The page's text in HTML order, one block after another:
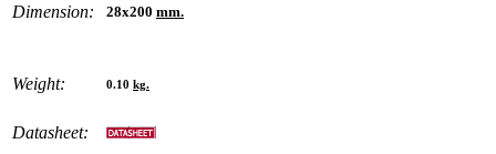
Dimension: 28x200 mm.
Weight: 0.10 kg.
Datasheet: